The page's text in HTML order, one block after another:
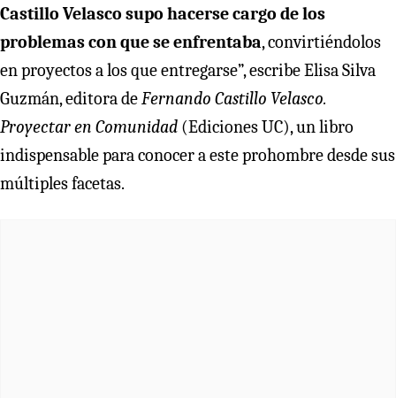
Castillo Velasco supo hacerse cargo de los
problemas con que se enfrentaba, convirtiéndolos
en proyectos a los que entregarse”, escribe Elisa Silva
Guzmán, editora deFernando Castillo Velasco.
Proyectar en Comunidad (Ediciones UC), un libro
indispensable para conocer a este prohombre desde sus
múltiples facetas.